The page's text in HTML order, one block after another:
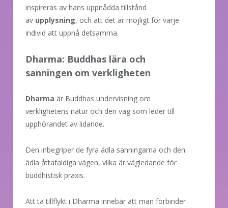
inspireras av hans uppnådda tillstånd
av upplysning, och att det är möjligt för varje
individ att uppnå detsamma.
Dharma: Buddhas lära och
sanningen om verkligheten
Dharma är Buddhas undervisning om
verklighetens natur och den väg som leder till
upphörandet av lidande.
Den inbegriper de fyra ädla sanningarna och den
ädla åttafaldiga vägen, vilka är vägledande för
buddhistisk praxis.
Att ta tillflykt i Dharma innebär att man förbinder